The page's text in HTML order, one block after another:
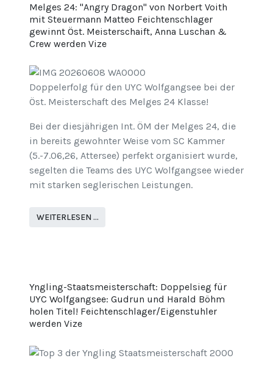
Melges 24: "Angry Dragon" von Norbert Voith
mit Steuermann Matteo Feichtenschlager
gewinnt Öst. Meisterschaift, Anna Luschan &
Crew werden Vize
Doppelerfolg für den UYC Wolfgangsee bei der
Öst. Meisterschaft des Melges 24 Klasse!
Bei der diesjährigen Int. ÖM der Melges 24, die
in bereits gewohnter Weise vom SC Kammer
(5.-7.06,26, Attersee) perfekt organisiert wurde,
segelten die Teams des UYC Wolfgangsee wieder
mit starken seglerischen Leistungen.
WEITERLESEN …
Yngling-Staatsmeisterschaft: Doppelsieg für
UYC Wolfgangsee: Gudrun und Harald Böhm
holen Titel! Feichtenschlager/Eigenstuhler
werden Vize